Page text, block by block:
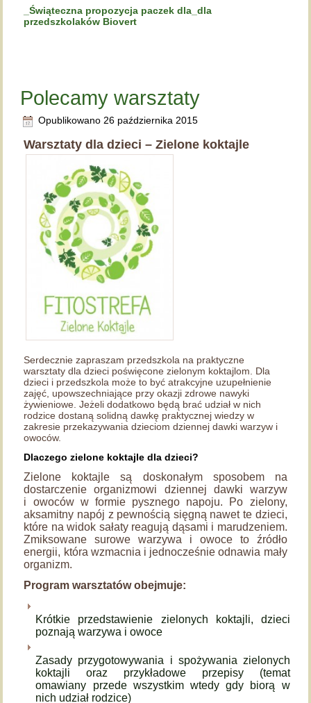
_Świąteczna propozycja paczek dla_dla
przedszkolaków Biovert
Polecamy warsztaty
Opublikowano 26 października 2015
Warsztaty dla dzieci – Zielone koktajle
Serdecznie zapraszam przedszkola na praktyczne
warsztaty dla dzieci poświęcone zielonym koktajlom. Dla
dzieci i przedszkola może to być atrakcyjne uzupełnienie
zajęć, upowszechniające przy okazji zdrowe nawyki
żywieniowe. Jeżeli dodatkowo będą brać udział w nich
rodzice dostaną solidną dawkę praktycznej wiedzy w
zakresie przekazywania dzieciom dziennej dawki warzyw i
owoców.
Dlaczego zielone koktajle dla dzieci?
Zielone koktajle są doskonałym sposobem na
dostarczenie organizmowi dziennej dawki warzyw
i owoców w formie pysznego napoju. Po zielony,
aksamitny napój z pewnością sięgną nawet te dzieci,
które na widok sałaty reagują dąsami i marudzeniem.
Zmiksowane surowe warzywa i owoce to źródło
energii, która wzmacnia i jednocześnie odnawia mały
organizm.
Program warsztatów obejmuje:
Krótkie przedstawienie zielonych koktajli, dzieci
poznają warzywa i owoce
Zasady przygotowywania i spożywania zielonych
koktajli oraz przykładowe przepisy (temat
omawiany przede wszystkim wtedy gdy biorą w
nich udział rodzice)